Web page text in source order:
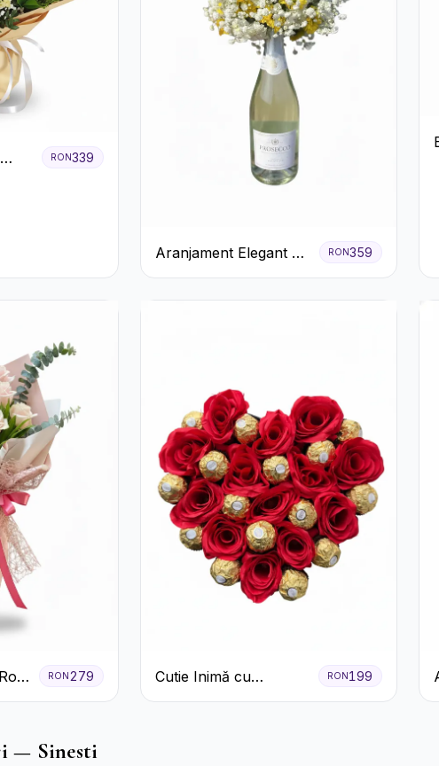
RON339
Aranjament Elegant cu
Prosecco și Flori
RON359
RON 279
Cutie Inimă cu
Trandafiri Roșii și
RON 199
— Sinesti